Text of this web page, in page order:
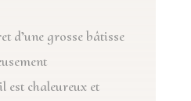
d’une grosse bâtisse
est chaleureux et